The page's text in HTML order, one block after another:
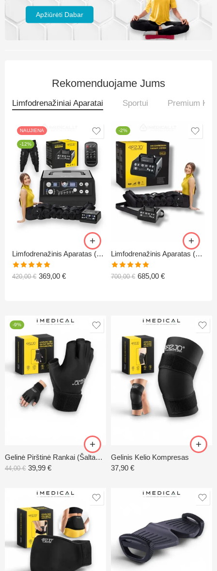
Apžiūrėti Dabar
Rekomenduojame Jums
Limfodrenažiniai Aparatai Sportui Premium
NAUJIENA
-12%
Limfodrenažinis Aparatas (universalus) C6
Įvertinimas:
5.00iš 5
420,00€ 369,00 €
-2%
Limfodrenažinis Aparatas (universalus) C8
Įvertinimas:
5.00iš 5
700,00€ 685,00 €
-9%
Gelinė Pirštinė Rankai (Šaltas / Karštas kompresas)
44,00€ 39,99 €
Gelinis Kelio Kompresas
37,90 €